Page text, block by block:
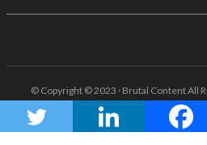
© Copyright © 2023 · Brutal Content All
Condiciones · Aviso De Privacidad